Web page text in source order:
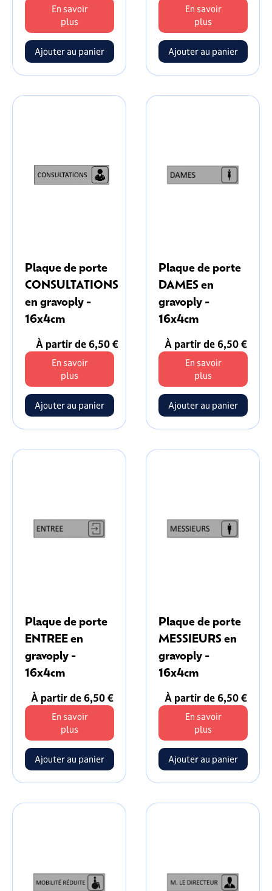
En savoir
plus
En savoir
plus
Plaque de porte
CONSULTATIONS
en gravoply -
16x4cm
À partir de 6,50 €
En savoir
plus
Plaque de porte
DAMES en
gravoply -
16x4cm
À partir de 6,50 €
En savoir
plus
Plaque de porte
ENTREE en
gravoply -
16x4cm
À partir de 6,50 €
En savoir
plus
Plaque de porte
MESSIEURS en
gravoply -
16x4cm
À partir de 6,50 €
En savoir
plus